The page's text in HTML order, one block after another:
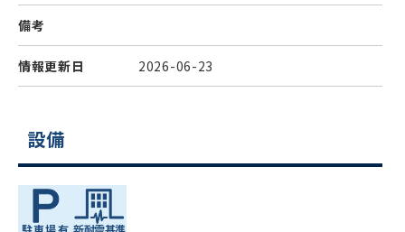
備考
情報更新日 2026-06-23
設備